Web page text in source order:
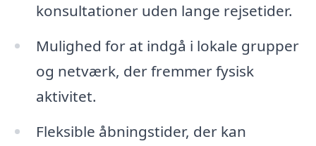
konsultationer uden lange rejsetider.
Mulighed for at indgå i lokale grupper
og netværk, der fremmer fysisk
aktivitet.
Fleksible åbningstider, der kan